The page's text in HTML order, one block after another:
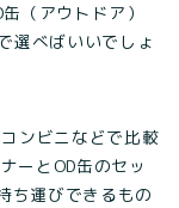
（アウトドア）
選べばいいでしょ
ンビニなどで比較
ーとOD缶のセッ
ち運びできるもの